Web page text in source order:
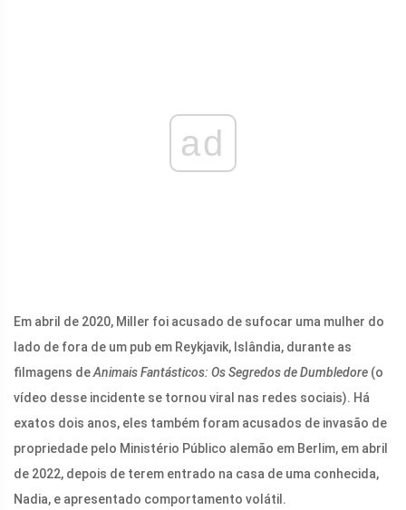
ad
Em abril de 2020, Miller foi acusado de sufocar uma mulher do
lado de fora de um pub em Reykjavik, Islândia, durante as
filmagens deAnimais Fantásticos: Os Segredos de Dumbledore (o
vídeo desse incidente se tornou viral nas redes sociais). Há
exatos dois anos, eles também foram acusados ​​de invasão de
propriedade pelo Ministério Público alemão em Berlim, em abril
de 2022, depois de terem entrado na casa de uma conhecida,
Nadia, e apresentado comportamento volátil.